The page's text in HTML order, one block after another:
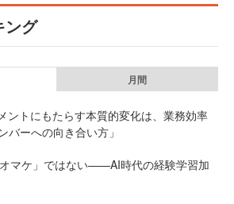
ング
月間
ントにもたらす本質的変化は、業務効率
バーへの向き合い方」
マケ」ではない——AI時代の経験学習加